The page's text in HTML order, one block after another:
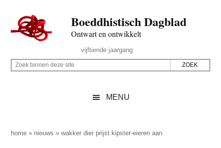
naar
de
inhoud
secondary
naar
de
sidebar
naar
de
Boeddhistisch Dagblad
Ontwart en ontwikkelt
Rechts
vijftiende jaargang
Z
p
Z
i
MENU
home » nieuws »wakker dier prijst kipster-eieren aan